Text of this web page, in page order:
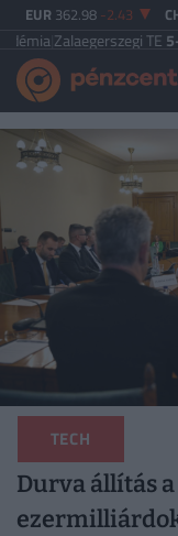
EUR 362.98 -2.43
TE5-2Paksi
TECH
Durva állítás